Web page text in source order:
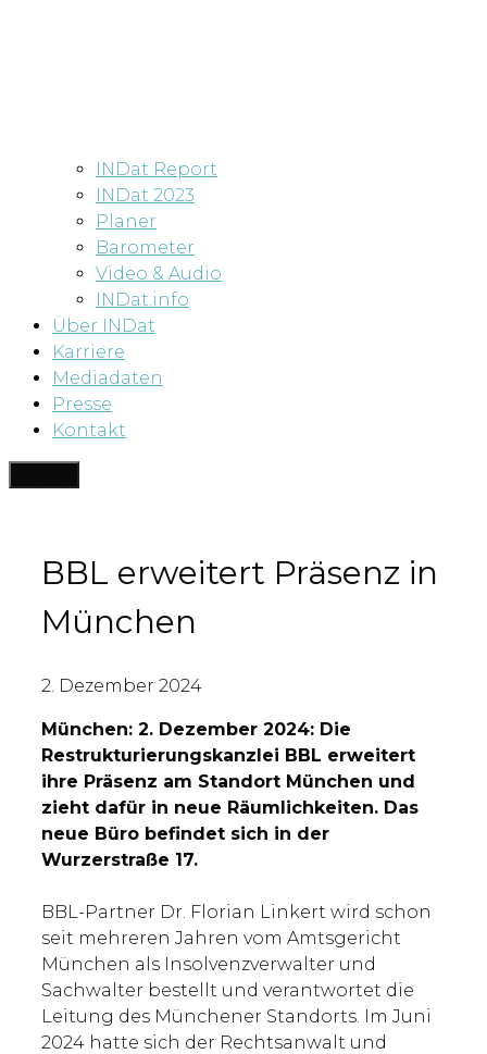
INDat Report
INDat 2023
Planer
Barometer
Video & Audio
INDat.info
Über INDat
Karriere
Mediadaten
Presse
Kontakt
BBL erweitert Präsenz in
München
2. Dezember 2024
München: 2. Dezember 2024: Die
Restrukturierungskanzlei BBL erweitert
ihre Präsenz am Standort München und
zieht dafür in neue Räumlichkeiten. Das
neue Büro befindet sich in der
Wurzerstraße 17.
BBL-Partner Dr. Florian Linkert wird schon
seit mehreren Jahren vom Amtsgericht
München als Insolvenzverwalter und
Sachwalter bestellt und verantwortet die
Leitung des Münchener Standorts. Im Juni
2024 hatte sich der Rechtsanwalt und